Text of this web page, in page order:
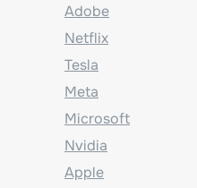
Adobe
Netflix
Tesla
Meta
Microsoft
Nvidia
Apple